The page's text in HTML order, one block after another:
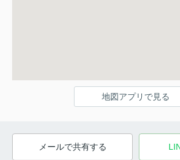
地図アプリで見る
メールで共有する